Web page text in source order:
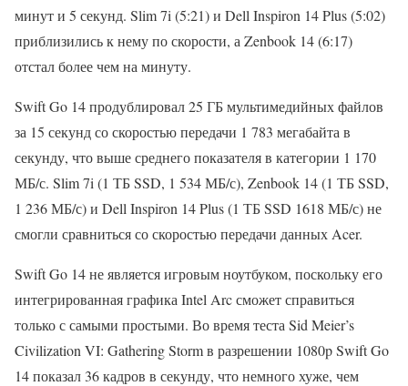
минут и 5 секунд. Slim 7i (5:21) и Dell Inspiron 14 Plus (5:02)
приблизились к нему по скорости, а Zenbook 14 (6:17)
отстал более чем на минуту.
Swift Go 14 продублировал 25 ГБ мультимедийных файлов
за 15 секунд со скоростью передачи 1 783 мегабайта в
секунду, что выше среднего показателя в категории 1 170
МБ/с. Slim 7i (1 ТБ SSD, 1 534 МБ/с), Zenbook 14 (1 ТБ SSD,
1 236 МБ/с) и Dell Inspiron 14 Plus (1 ТБ SSD 1618 МБ/с) не
смогли сравниться со скоростью передачи данных Acer.
Swift Go 14 не является игровым ноутбуком, поскольку его
интегрированная графика Intel Arc сможет справиться
только с самыми простыми. Во время теста Sid Meier’s
Civilization VI: Gathering Storm в разрешении 1080p Swift Go
14 показал 36 кадров в секунду, что немного хуже, чем